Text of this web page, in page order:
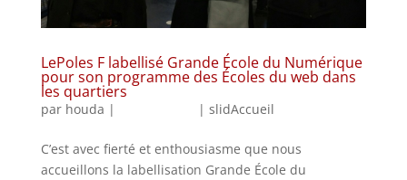
LePoles F labellisé Grande École du Numérique
pour son programme des Écoles du web dans
les quartiers
par houda | | slidAccueil
C’est avec fierté et enthousiasme que nous
accueillons la labellisation Grande École du